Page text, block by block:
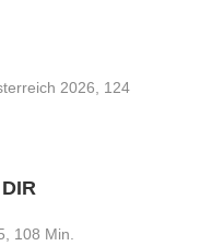
2026, 124
108 Min.